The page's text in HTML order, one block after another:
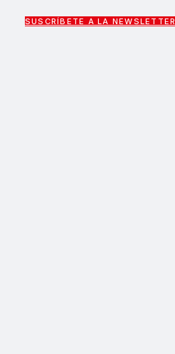
SUSCRÍBETE A LA NEWSLETTER